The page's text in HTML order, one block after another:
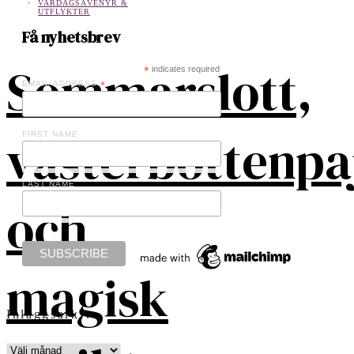
VARDAGSÄVENYR &
UTFLYKTER
Sommarslott,
och
magisk
Få nyhetsbrev
*indicates required
EMAIL ADDRESS*
FIRST NAME
LAST NAME
Inläggsarkiv
INLÄGGSARKIV